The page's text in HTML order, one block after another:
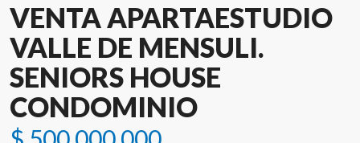
VENTA APARTAESTUDIO
VALLE DE MENSULI.
SENIORS HOUSE
CONDOMINIO